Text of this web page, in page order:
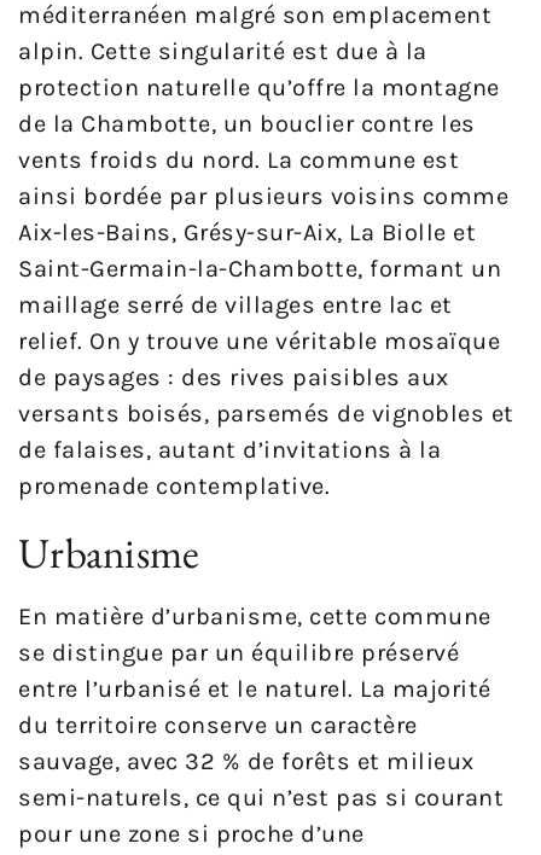
méditerranéen malgré son emplacement
alpin. Cette singularité est due à la
protection naturelle qu’offre la montagne
de la Chambotte, un bouclier contre les
vents froids du nord. La commune est
ainsi bordée par plusieurs voisins comme
Aix-les-Bains, Grésy-sur-Aix, La Biolle et
Saint-Germain-la-Chambotte, formant un
maillage serré de villages entre lac et
relief. On y trouve une véritable mosaïque
de paysages : des rives paisibles aux
versants boisés, parsemés de vignobles et
de falaises, autant d’invitations à la
promenade contemplative.
Urbanisme
En matière d’urbanisme, cette commune
se distingue par un équilibre préservé
entre l’urbanisé et le naturel. La majorité
du territoire conserve un caractère
sauvage, avec 32 % de forêts et milieux
semi-naturels, ce qui n’est pas si courant
pour une zone si proche d’une